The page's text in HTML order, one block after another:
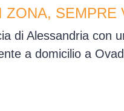
ZONA, SEMPRE
di Alessandria con
a domicilio a